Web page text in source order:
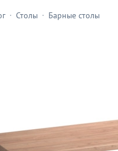
Столы Барные столы